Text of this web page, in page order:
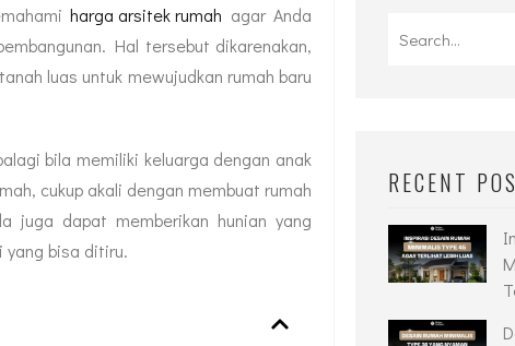
harga arsitek rumah agar Anda
Hal tersebut dikarenakan,
luas untuk mewujudkan rumah baru
bila memiliki keluarga dengan anak
cukup akali dengan membuat rumah
juga dapat memberikan hunian yang
yang bisa ditiru.
RECENT